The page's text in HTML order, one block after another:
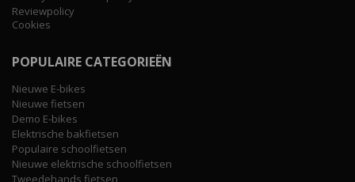
Reviewpolicy
Cookies
POPULAIRE CATEGORIEËN
Nieuwe E-bikes
Nieuwe fietsen
Demo E-bikes
Elektrische bakfietsen
Populaire schoolfietsen
Nieuwe elektrische schoolfietsen
Tweedehands fietsen